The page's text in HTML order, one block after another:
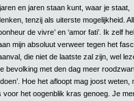
en jaren staan kunt, waar je staat,
tenzij als uiterste mogelijkheid.
de vivre’ en ‘amor fati’. Ik zelf
mijn absoluut verweer tegen het
die niet de laatste zal zijn, wel
bevolking met den dag meer
Hoe het afloopt mag joost weten,
voor het oogenblik kras genoeg. Je